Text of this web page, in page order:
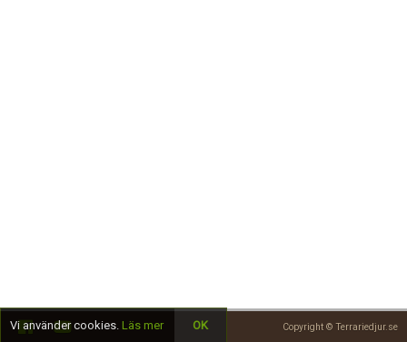
Copyright © Terrariedjur.se
Vi använder cookies. Läs mer OK